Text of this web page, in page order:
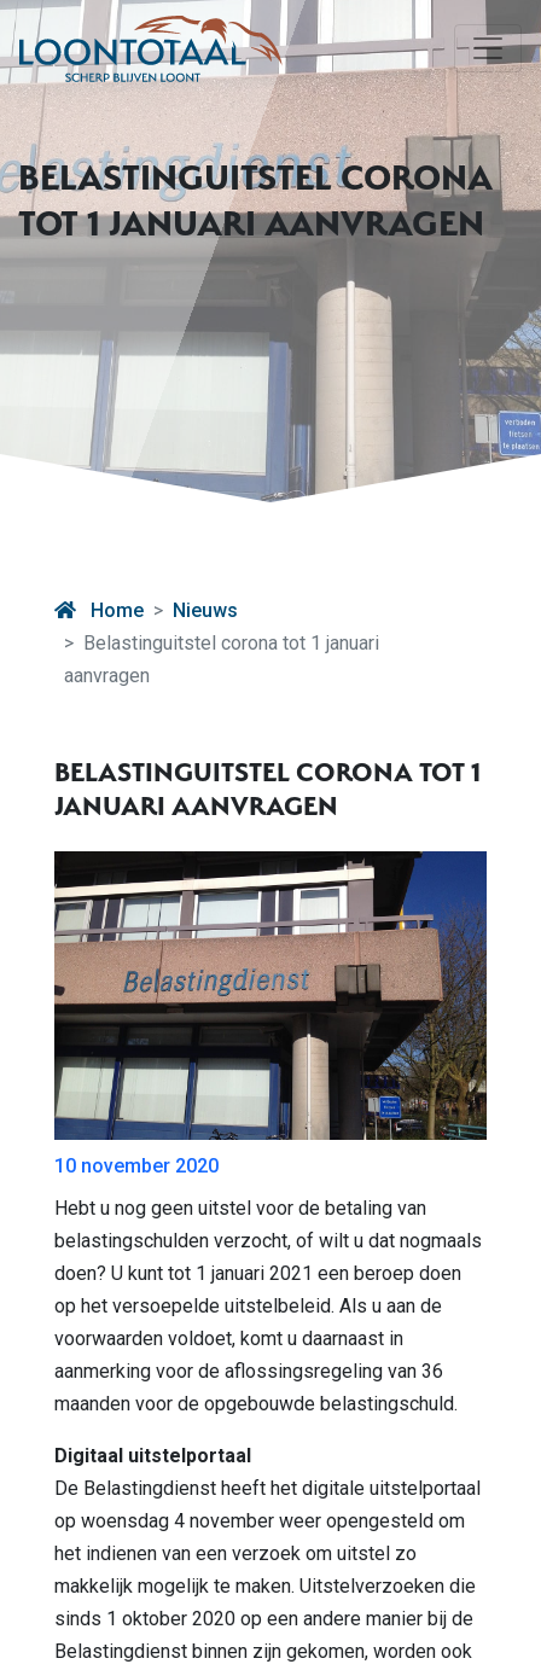
BELASTINGUITSTEL CORONA
TOT 1 JANUARI AANVRAGEN
Home
Nieuws
Belastinguitstel corona tot 1 januari
aanvragen
BELASTINGUITSTEL CORONA TOT 1
JANUARI AANVRAGEN
10 november 2020
Hebt u nog geen uitstel voor de betaling van
belastingschulden verzocht, of wilt u dat nogmaals
doen? U kunt tot 1 januari 2021 een beroep doen
op het versoepelde uitstelbeleid. Als u aan de
voorwaarden voldoet, komt u daarnaast in
aanmerking voor de aflossingsregeling van 36
maanden voor de opgebouwde belastingschuld.
Digitaal uitstelportaal
De Belastingdienst heeft het digitale uitstelportaal
op woensdag 4 november weer opengesteld om
het indienen van een verzoek om uitstel zo
makkelijk mogelijk te maken. Uitstelverzoeken die
sinds 1 oktober 2020 op een andere manier bij de
Belastingdienst binnen zijn gekomen, worden ook